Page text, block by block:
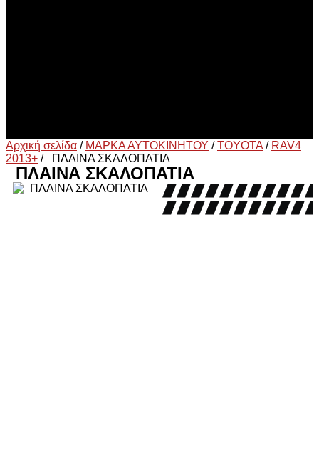
Αρχική σελίδα / ΜΑΡΚΑ ΑΥΤΟΚΙΝΗΤΟΥ /TOYOTA / RAV4
2013+ / ΠΛΑΙΝΑ ΣΚΑΛΟΠΑΤΙΑ
ΠΛΑΙΝΑ ΣΚΑΛΟΠΑΤΙΑ